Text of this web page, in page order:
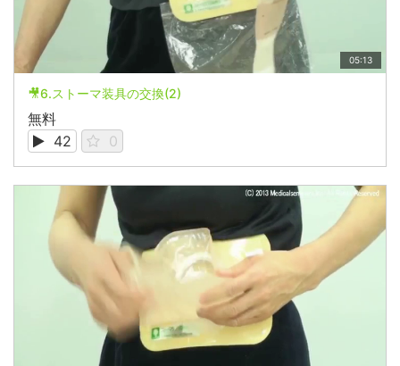
05:13
🎥6.ストーマ装具の交換(2)
無料
42
0